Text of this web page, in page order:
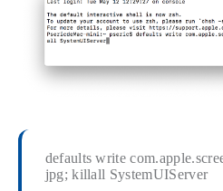
defaults write
jpg; killall SystemUIServer